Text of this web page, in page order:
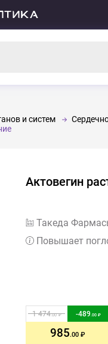
и систем
Актовегин
Такеда
Повышает
1 474.00 -489.00
985.00